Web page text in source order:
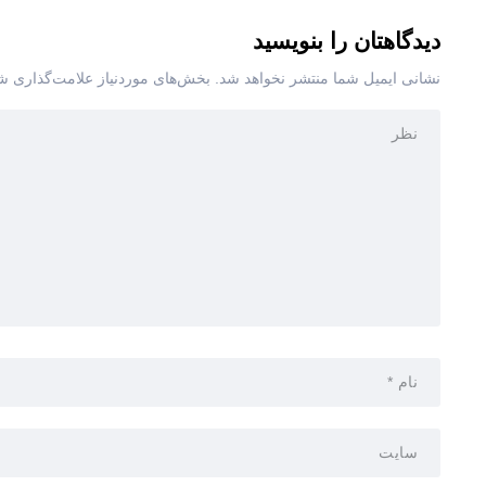
دیدگاهتان را بنویسید
نشانی ایمیل شما منتشر نخواهد شد. بخش‌های موردنیاز علامت‌گذاری